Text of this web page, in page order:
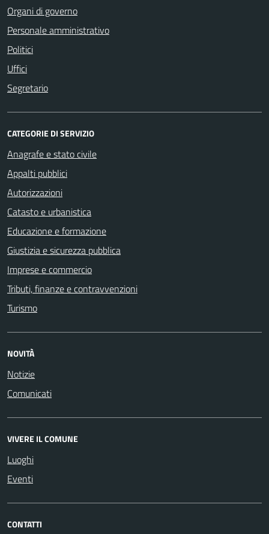
Organi di governo
Personale amministrativo
Politici
Uffici
Segretario
CATEGORIE DI SERVIZIO
Anagrafe e stato civile
Appalti pubblici
Autorizzazioni
Catasto e urbanistica
Educazione e formazione
Giustizia e sicurezza pubblica
Imprese e commercio
Tributi, finanze e contravvenzioni
Turismo
NOVITÀ
Notizie
Comunicati
VIVERE IL COMUNE
Luoghi
Eventi
CONTATTI